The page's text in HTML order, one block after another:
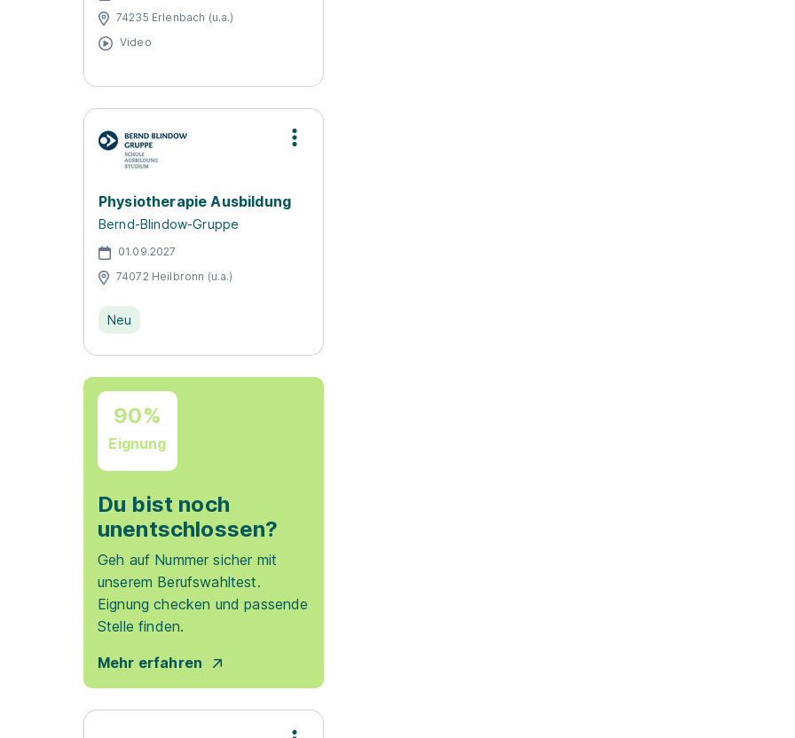
74235 Erlenbach (u.a.)
Video
Physiotherapie Ausbildung
Bernd-Blindow-Gruppe
01.09.2027
74072 Heilbronn (u.a.)
Neu
90%
Eignung
Du bist noch
unentschlossen?
Geh auf Nummer sicher mit
unserem Berufswahltest.
Eignung checken und passende
Stelle finden.
Mehr erfahren